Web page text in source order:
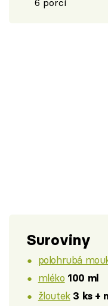
6 porcí
Suroviny
polohrubá
mléko 100 ml
žloutek 3 ks +